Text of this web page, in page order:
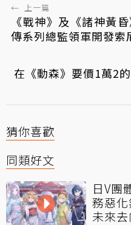
← 上一篇
《戰神》及《諸神黃
傳系列總監領軍開發索
在《動森》要價1萬2
猜你喜歡
同類好文
日V團
務惡
未來去